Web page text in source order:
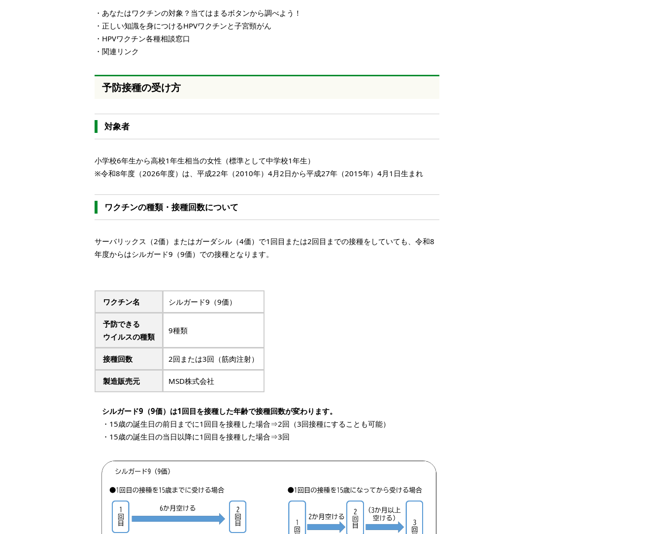
・あなたはワクチンの対象？当てはまるボタンから調べよう！
・正しい知識を身につけるHPVワクチンと子宮頸がん
・HPVワクチン各種相談窓口
・関連リンク
予防接種の受け方
対象者
小学校6年生から高校1年生相当の女性（標準として中学校1年生）
※令和8年度（2026年度）は、平成22年（2010年）4月2日から平成27年（2015年）4月1日生まれ
ワクチンの種類・接種回数について
サーバリックス（2価）またはガーダシル（4価）で1回目または2回目までの接種をしていても、令和8
年度からはシルガード9（9価）での接種となります。
ワクチン名 シルガード9（9価）
予防できる
ウイルスの種類
9種類
接種回数 2回または3回（筋肉注射）
製造販売元 MSD株式会社
シルガード9（9価）は1回目を接種した年齢で接種回数が変わります。
・15歳の誕生日の前日までに1回目を接種した場合⇒2回（3回接種にすることも可能）
・15歳の誕生日の当日以降に1回目を接種した場合⇒3回